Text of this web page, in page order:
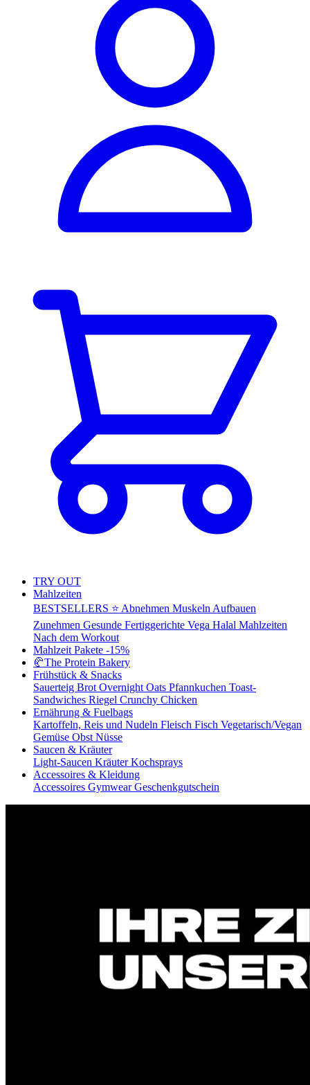
TRY OUT
Mahlzeiten
BESTSELLERS ⭐ Abnehmen Muskeln Aufbauen
Zunehmen Gesunde Fertiggerichte Vega Halal Mahlzeiten
Nach dem Workout
Mahlzeit Pakete -15%
🥐The Protein Bakery
Frühstück & Snacks
Sauerteig Brot Overnight Oats Pfannkuchen Toast-
Sandwiches Riegel Crunchy Chicken
Ernährung & Fuelbags
Kartoffeln, Reis und Nudeln Fleisch Fisch Vegetarisch/Vegan
Gemüse Obst Nüsse
Saucen & Kräuter
Light-Saucen KräuterKochsprays
Accessoires & Kleidung
Accessoires GymwearGeschenkgutschein